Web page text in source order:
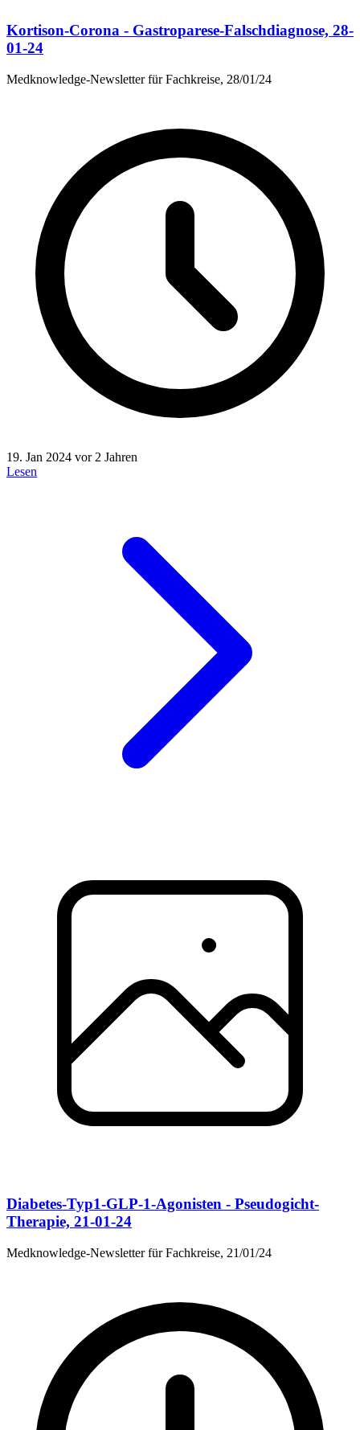
Kortison-Corona - Gastroparese-Falschdiagnose, 28-
01-24
Medknowledge-Newsletter für Fachkreise, 28/01/24
19. Jan 2024 vor 2 Jahren
Lesen
Diabetes-Typ1-GLP-1-Agonisten - Pseudogicht-
Therapie, 21-01-24
Medknowledge-Newsletter für Fachkreise, 21/01/24